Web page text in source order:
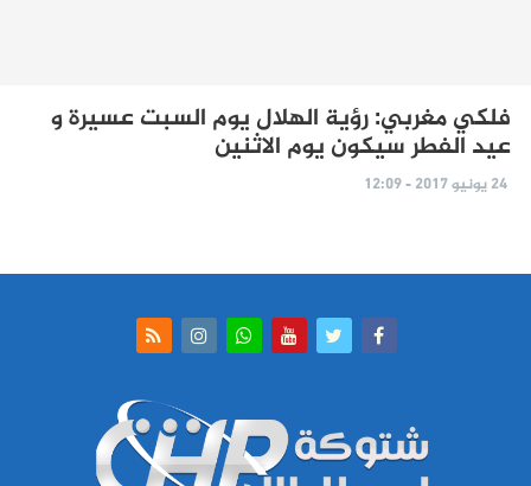
فلكي مغربي: رؤية الهلال يوم السبت عسيرة و
عيد الفطر سيكون يوم الاثنين
24 يونيو 2017 - 12:09